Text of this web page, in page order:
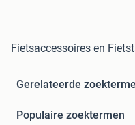
Fietsaccessoires en
Gerelateerde
Populaire zoektermen